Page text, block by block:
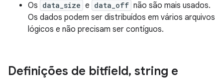
Os data_size e data_off não são mais usados.
Os dados podem ser distribuídos em vários arquivos
lógicos e não precisam ser contíguos.
Definições de bitfield, string e